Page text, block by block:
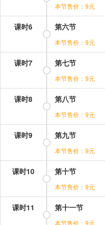
本节售价：9元
课时6 第六节
本节售价：9元
课时7 第七节
本节售价：9元
课时8 第八节
本节售价：9元
课时9 第九节
本节售价：9元
课时10 第十节
本节售价：9元
课时11 第十一节
本节售价：9元